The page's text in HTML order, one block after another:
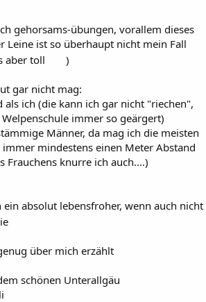
gehorsams-übungen, vorallem dieses
Leine ist so überhaupt nicht mein Fall
aber toll
)
gar nicht mag:
als ich (die kann ich gar nicht "riechen",
immer so geärgert)
Männer, da mag ich die meisten
mindestens einen Meter Abstand
Frauchens knurre ich auch....)
ein absolut lebensfroher, wenn auch nicht
über mich erzählt
schönen Unterallgäu